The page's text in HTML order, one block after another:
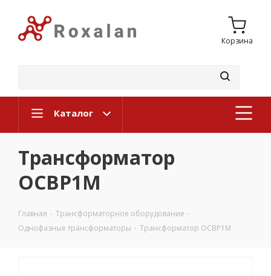
Корзина
Каталог
Трансформатор
ОСВР1М
Главная - Трансформаторное оборудование -
Однофазные трансформаторы - Трансформатор ОСВР1М